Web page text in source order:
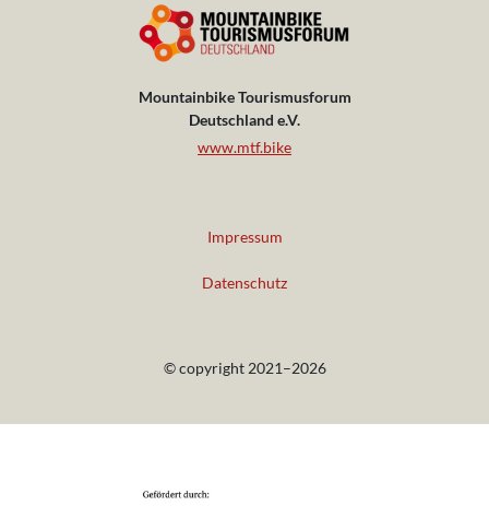
Mountainbike Tourismusforum
Deutschland e.V.
www.mtf.bike
Impressum
Datenschutz
© copyright 2021–2026